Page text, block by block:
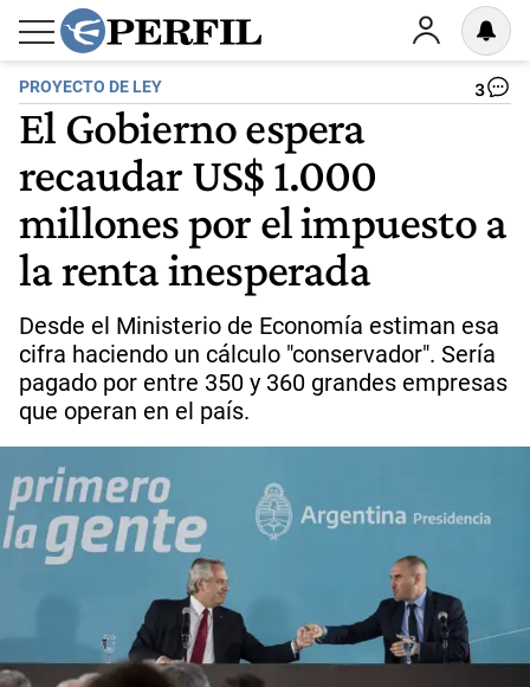
PROYECTO DE LEY 3
El Gobierno espera
recaudar US$ 1.000
millones por el impuesto a
la renta inesperada
Desde el Ministerio de Economía estiman esa
cifra haciendo un cálculo "conservador". Sería
pagado por entre 350 y 360 grandes empresas
que operan en el país.